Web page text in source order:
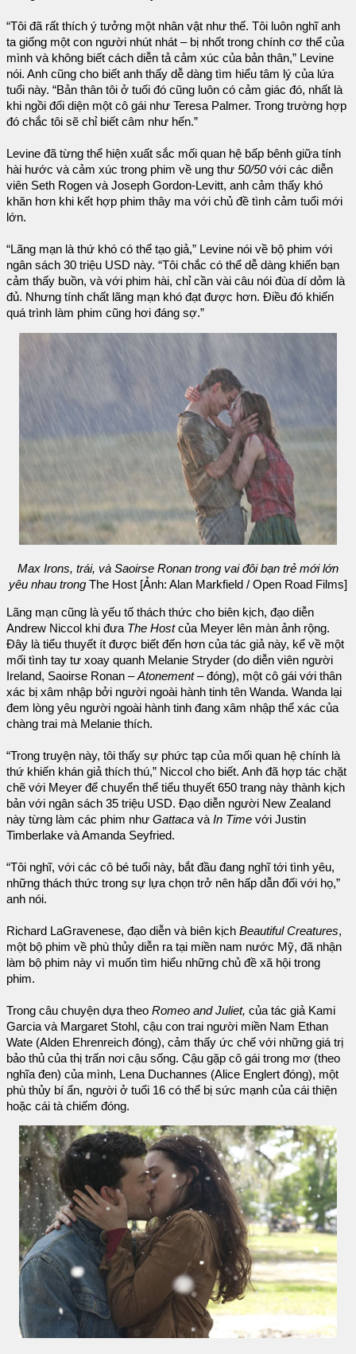
“Tôi đã rất thích ý tưởng một nhân vật như thế. Tôi luôn nghĩ anh
ta giống một con người nhút nhát – bị nhốt trong chính cơ thể của
mình và không biết cách diễn tả cảm xúc của bản thân,” Levine
nói. Anh cũng cho biết anh thấy dễ dàng tìm hiểu tâm lý của lứa
tuổi này. “Bản thân tôi ở tuối đó cũng luôn có cảm giác đó, nhất là
khi ngồi đối diện một cô gái như Teresa Palmer. Trong trường hợp
đó chắc tôi sẽ chỉ biết câm như hến.”
Levine đã từng thể hiện xuất sắc mối quan hệ bấp bênh giữa tính
hài hước và cảm xúc trong phim về ung thư 50/50với các diễn
viên Seth Rogen và Joseph Gordon-Levitt, anh cảm thấy khó
khăn hơn khi kết hợp phim thây ma với chủ đề tình cảm tuổi mới
lớn.
“Lãng mạn là thứ khó có thể tạo giả,” Levine nói về bộ phim với
ngân sách 30 triệu USD này. “Tôi chắc có thể dễ dàng khiến bạn
cảm thấy buồn, và với phim hài, chỉ cần vài câu nói đùa dí dỏm là
đủ. Nhưng tính chất lãng mạn khó đạt được hơn. Điều đó khiến
quá trình làm phim cũng hơi đáng sợ.”
Max Irons, trái, và Saoirse Ronan trong vai đôi bạn trẻ mới lớn
yêu nhau trong The Host [Ảnh: Alan Markfield / Open Road Films]
Lãng mạn cũng là yếu tố thách thức cho biên kịch, đạo diễn
Andrew Niccol khi đưa The Hostcủa Meyer lên màn ảnh rộng.
Đây là tiểu thuyết ít được biết đến hơn của tác giả này, kể về một
mối tình tay tư xoay quanh Melanie Stryder (do diễn viên người
Ireland, Saoirse Ronan –Atonement– đóng), một cô gái với thân
xác bị xâm nhập bởi người ngoài hành tinh tên Wanda. Wanda lại
đem lòng yêu người ngoài hành tinh đang xâm nhập thể xác của
chàng trai mà Melanie thích.
“Trong truyện này, tôi thấy sự phức tạp của mối quan hệ chính là
thứ khiến khán giả thích thú,” Niccol cho biết. Anh đã hợp tác chặt
chẽ với Meyer để chuyển thể tiểu thuyết 650 trang này thành kịch
bản với ngân sách 35 triệu USD. Đạo diễn người New Zealand
này từng làm các phim như Gattaca và In Time với Justin
Timberlake và Amanda Seyfried.
“Tôi nghĩ, với các cô bé tuổi này, bắt đầu đang nghĩ tới tình yêu,
những thách thức trong sự lựa chọn trở nên hấp dẫn đối với họ,”
anh nói.
Richard LaGravenese, đạo diễn và biên kịch Beautiful Creatures,
một bộ phim về phù thủy diễn ra tại miền nam nước Mỹ, đã nhận
làm bộ phim này vì muốn tìm hiểu những chủ đề xã hội trong
phim.
Trong câu chuyện dựa theo Romeo and Juliet, của tác giả Kami
Garcia và Margaret Stohl, cậu con trai người miền Nam Ethan
Wate (Alden Ehrenreich đóng), cảm thấy ức chế với những giá trị
bảo thủ của thị trấn nơi cậu sống. Cậu gặp cô gái trong mơ (theo
nghĩa đen) của mình, Lena Duchannes (Alice Englert đóng), một
phù thủy bí ẩn, người ở tuổi 16 có thể bị sức mạnh của cái thiện
hoặc cái tà chiếm đóng.